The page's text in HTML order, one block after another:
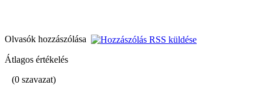
Olvasók hozzászólása
Átlagos értékelés
(0 szavazat)